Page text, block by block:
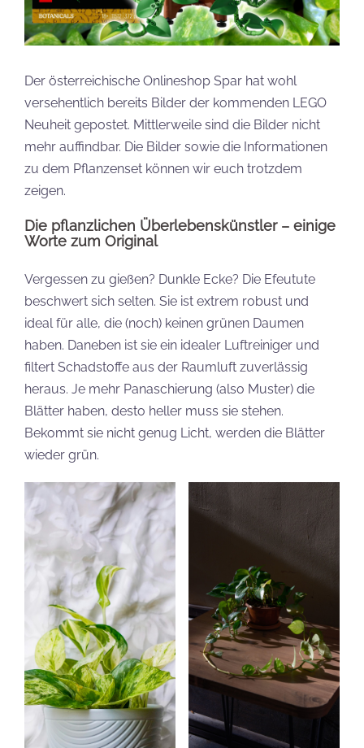
Der österreichische Onlineshop Spar hat wohl
versehentlich bereits Bilder der kommenden LEGO
Neuheit gepostet. Mittlerweile sind die Bilder nicht
mehr auffindbar. Die Bilder sowie die Informationen
zu dem Pflanzenset können wir euch trotzdem
zeigen.
Die pflanzlichen Überlebenskünstler – einige
Worte zum Original
Vergessen zu gießen? Dunkle Ecke? Die Efeutute
beschwert sich selten. Sie ist extrem robust und
ideal für alle, die (noch) keinen grünen Daumen
haben. Daneben ist sie ein idealer Luftreiniger und
filtert Schadstoffe aus der Raumluft zuverlässig
heraus. Je mehr Panaschierung (also Muster) die
Blätter haben, desto heller muss sie stehen.
Bekommt sie nicht genug Licht, werden die Blätter
wieder grün.